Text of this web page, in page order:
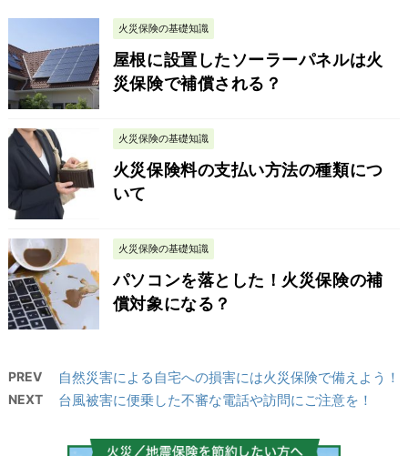
火災保険の基礎知識
屋根に設置したソーラーパネルは火
災保険で補償される？
火災保険の基礎知識
火災保険料の支払い方法の種類につ
いて
火災保険の基礎知識
パソコンを落とした！火災保険の補
償対象になる？
PREV 自然災害による自宅への損害には火災保険で備えよう！
NEXT 台風被害に便乗した不審な電話や訪問にご注意を！